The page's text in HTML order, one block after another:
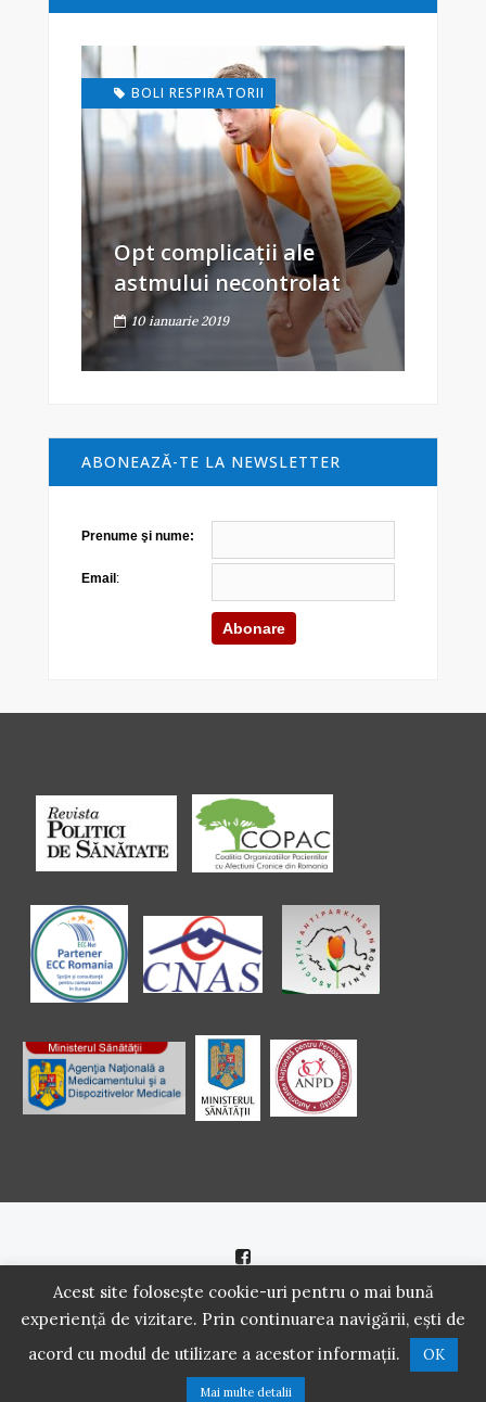
BOLI RESPIRATORII
Opt complicații ale
astmului necontrolat
10 ianuarie 2019
ABONEAZĂ-TE LA NEWSLETTER
Prenume şi nume:
Email :
Politică de cookie |Politică de confidenţialitate
2016 - 2021 Copyright. Scoala Pacientilor - QUINN Media SRL.
Acest site folosește cookie-uri pentru o mai bună
experiență de vizitare. Prin continuarea navigării, ești de
acord cu modul de utilizare a acestor informații.
OK
Mai multe detalii